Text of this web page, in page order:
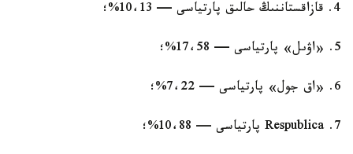
4. قازاقستاننىڭ حالىق پارتياسى — 10،13%؛
5. «اۋىل» پارتياسى — 17،58%؛
6. «اق جول» پارتياسى — 7،22%؛
7. Respublica پارتياسى — 10،88%؛